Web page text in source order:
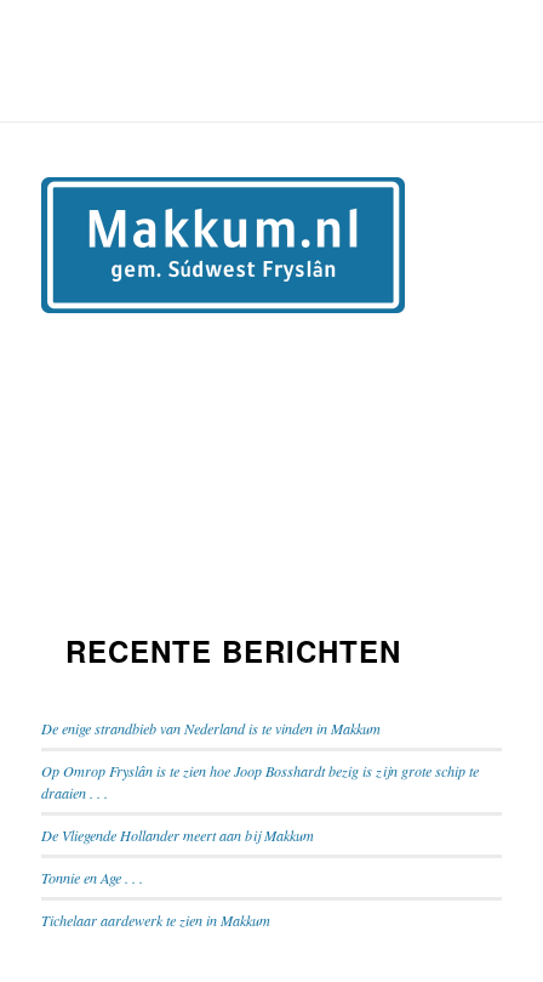
RECENTE BERICHTEN
De enige strandbieb van Nederland is te vinden in Makkum
Op Omrop Fryslân is te zien hoe Joop Bosshardt bezig is zijn grote schip te
draaien . . .
De Vliegende Hollander meert aan bij Makkum